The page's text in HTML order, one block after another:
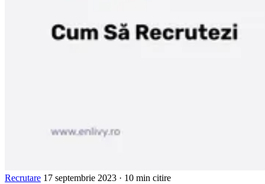
Recrutare 17 septembrie 2023 · 10 min citire